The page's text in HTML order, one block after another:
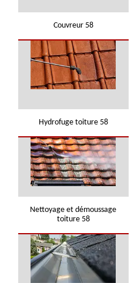
Couvreur 58
Hydrofuge toiture 58
Nettoyage et démoussage
toiture 58